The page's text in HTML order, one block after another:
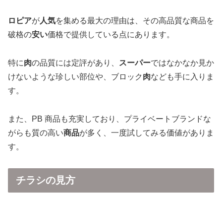
ロピアが人気を集める最大の理由は、その高品質な商品を
破格の安い価格で提供している点にあります。
特に肉の品質には定評があり、 スーパーではなかなか見か
けないような珍しい部位や、ブロック 肉なども手に入りま
す。
また、PB 商品も充実しており、プライベートブランドな
がらも質の高い商品が多く、一度試してみる価値がありま
す。
チラシの見方